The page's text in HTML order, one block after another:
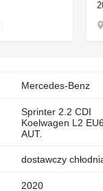
Mercedes-Benz
Sprinter 2.2 CDI
Koelwagen L2 EU6
AUT.
dostawczy
2020